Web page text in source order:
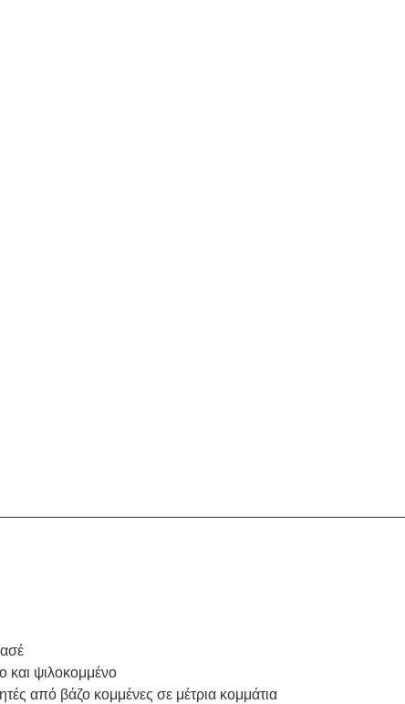
και ψιλοκομμένο
από βάζο κομμένες σε μέτρια κομμάτια